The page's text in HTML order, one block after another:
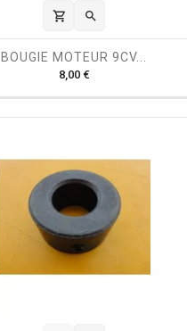
shopping_cart 
BOUGIE MOTEUR 9CV...
8,00 €P
x